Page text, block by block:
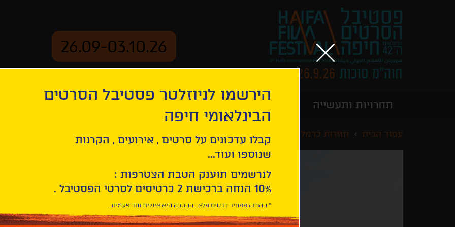
26.09-03.10.26
תחרויות ותעשייה
עמוד הבית תחרות כרמל לקולנוע בינלאומי
הירשמו לניוזלטר פסטיבל הסרטים
הבינלאומי חיפה
קבלו עדכונים על סרטים , אירועים , הקרנות
שנוספו ועוד...
לנרשמים תוענק הטבת הצטרפות :
10% הנחה ברכישת 2 כרטיסים לסרטי הפסטיבל .
* ההנחה ממחיר כרטיס מלא . ההטבה היא אישית וחד פעמית .